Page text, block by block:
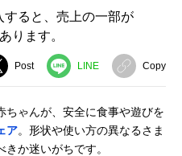
ると、売上の一部が
ります。
Post LINE Copy
ちゃんが、安全に食事や遊びを
ア。形状や使い方の異なるさま
か迷いがちです。